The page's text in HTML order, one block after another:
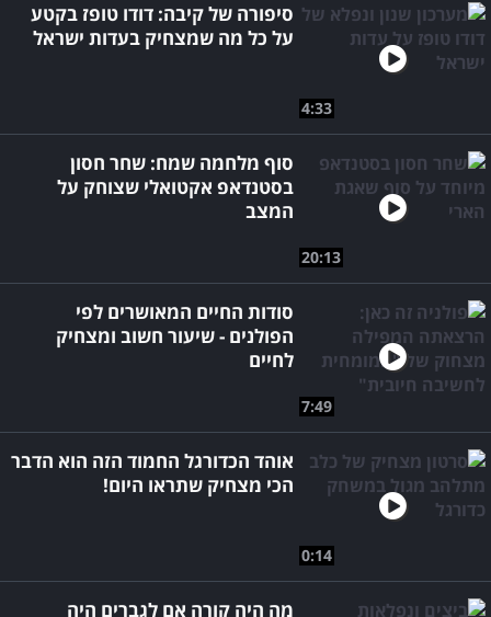
4:33
סיפורה של קיבה: דודו טופז בקטע
על כל מה שמצחיק בעדות ישראל
20:13
סוף מלחמה שמח: שחר חסון
בסטנדאפ אקטואלי שצוחק על
המצב
7:49
סודות החיים המאושרים לפי
הפולנים - שיעור חשוב ומצחיק
לחיים
0:14
אוהד הכדורגל החמוד הזה הוא הדבר
הכי מצחיק שתראו היום!
מה היה קורה אם לגברים היה